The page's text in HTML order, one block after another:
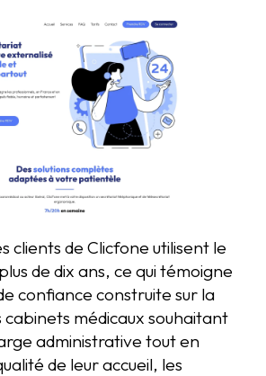
clients de Clicfone utilisent le
de dix ans, ce qui témoigne
confiance construite sur la
cabinets médicaux souhaitant
administrative tout en
de leur accueil, les